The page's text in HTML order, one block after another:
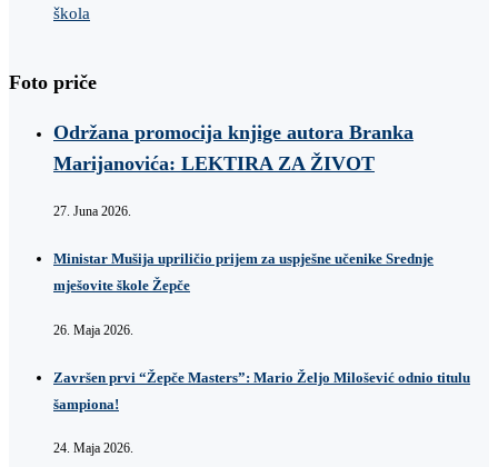
škola
Foto priče
Održana promocija knjige autora Branka
Marijanovića: LEKTIRA ZA ŽIVOT
27. Juna 2026.
Ministar Mušija upriličio prijem za uspješne učenike Srednje
mješovite škole Žepče
26. Maja 2026.
Završen prvi “Žepče Masters”: Mario Željo Milošević odnio titulu
šampiona!
24. Maja 2026.